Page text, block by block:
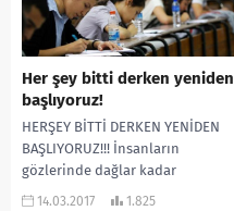
Her şey bitti derken yeniden
başlıyoruz!
HERŞEY BİTTİ DERKEN YENİDEN
BAŞLIYORUZ!!! İnsanların
gözlerinde dağlar kadar
büyüttüğü ve hayatlarının
14.03.2017 1.825